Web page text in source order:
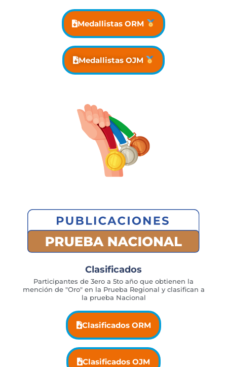
Medallistas ORM
Medallistas OJM
Clasificados
Participantes de 3ero a 5to año que obtienen la
mención de "Oro" en la Prueba Regional y clasifican a
la prueba Nacional
Clasificados ORM
Clasificados OJM